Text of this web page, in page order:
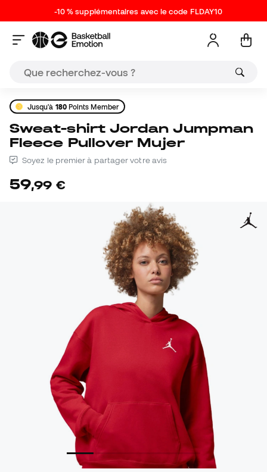
-10 % supplémentaires avec le code FLDAY10
Jusqu'à 180Points Member
Sweat-shirt Jordan Jumpman
Fleece Pullover Mujer
Soyez le premier à partager votre avis
59,99 €